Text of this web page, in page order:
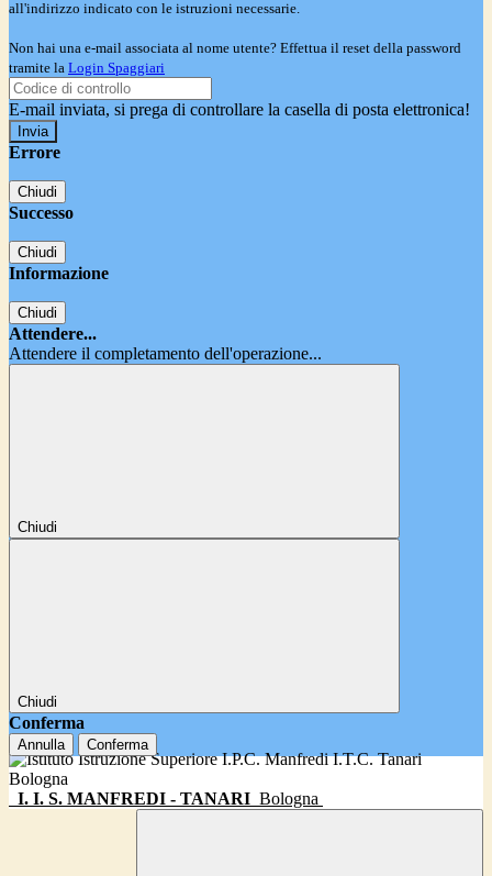
all'indirizzo indicato con le istruzioni necessarie.
Non hai una e-mail associata al nome utente? Effettua il reset della password
tramite la Login Spaggiari
E-mail inviata, si prega di controllare la casella di posta elettronica!
Errore
Chiudi
Successo
Chiudi
Informazione
Chiudi
Attendere...
Attendere il completamento dell'operazione...
Chiudi
Chiudi
Conferma
Annulla Conferma
I. I. S. MANFREDI - TANARI Bologna